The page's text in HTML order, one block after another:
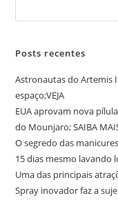
Posts recentes
Astronautas do Artemis
espaço;VEJA
EUA aprovam nova
do Mounjaro; SAIBA
O segredo das
15 dias mesmo lavando
Uma das principais
Spray inovador faz a